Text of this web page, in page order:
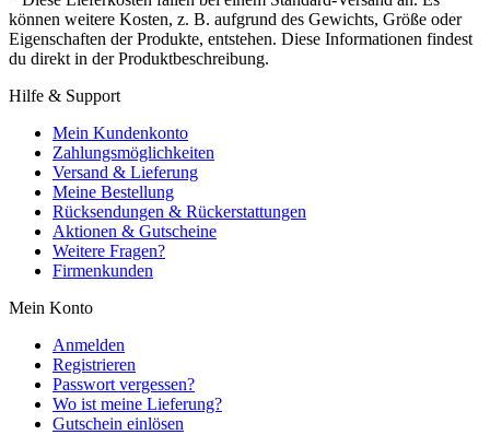
können weitere Kosten, z. B. aufgrund des Gewichts, Größe oder
Eigenschaften der Produkte, entstehen. Diese Informationen findest
du direkt in der Produktbeschreibung.
Hilfe & Support
Mein Kundenkonto
Zahlungsmöglichkeiten
Versand & Lieferung
Meine Bestellung
Rücksendungen & Rückerstattungen
Aktionen & Gutscheine
Weitere Fragen?
Firmenkunden
Mein Konto
Anmelden
Registrieren
Passwort vergessen?
Wo ist meine Lieferung?
Gutschein einlösen